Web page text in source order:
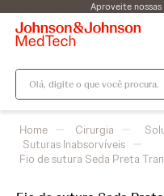
Aproveite
Olá, digite o que você
Cirurgia
Suturas Inabsorvíveis
Fio de sutura Seda Preta